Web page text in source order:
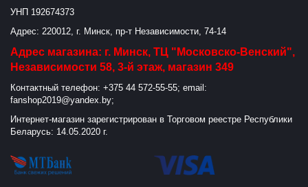
УНП 192674373
Адрес: 220012, г. Минск, пр-т Независимости, 74-14
Адрес магазина: г. Минск, ТЦ "Московско-Венский",
Независимости 58, 3-й этаж, магазин 349
Контактный телефон: +375 44 572-55-55; email:
fanshop2019@yandex.by;
Интернет-магазин зарегистрирован в Торговом реестре Республики
Беларусь: 14.05.2020 г.